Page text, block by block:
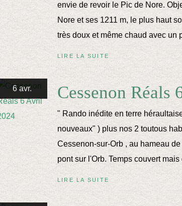
envie de revoir le Pic de Nore.
Nore et ses 1211 m, le plus haut
très doux et même chaud avec un
LIRE LA SUITE
6 avr. Cessenon Réals
" Rando inédite en terre
nouveaux" ) plus nos 2 toutous
Cessenon-sur-Orb , au hameau
pont sur l'Orb. Temps couvert
LIRE LA SUITE